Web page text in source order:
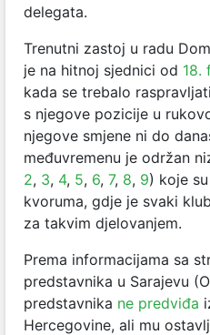
delegata.
Trenutni zastoj u radu
je na hitnoj sjednici od 18.
kada se trebalo
s njegove pozicije u
njegove smjene ni do
međuvremenu je održan
2, 3, 4, 5, 6, 7, 8, 9) koje
kvoruma, gdje je svaki
za takvim djelovanjem.
Prema informacijama sa
predstavnika u Sarajevu
predstavnika ne predviđa
Hercegovine, ali mu